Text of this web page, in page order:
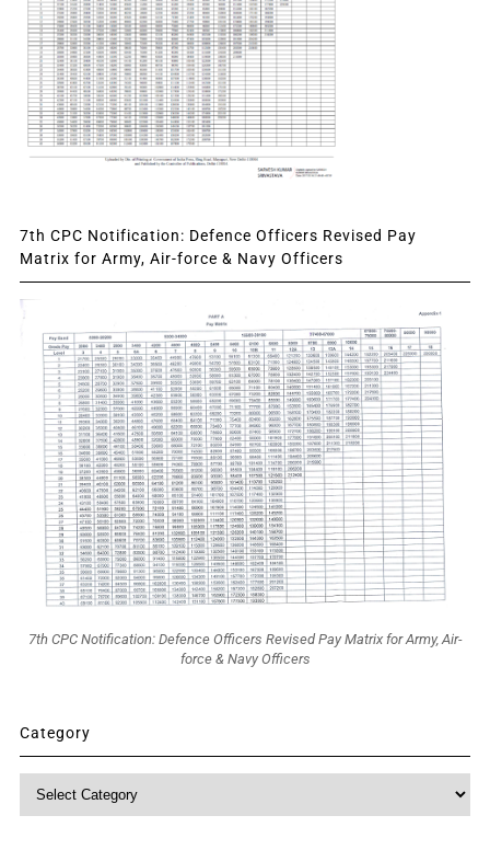
7th CPC Notification: Defence Officers Revised Pay
Matrix for Army, Air-force & Navy Officers
7th CPC Notification: Defence Officers Revised Pay Matrix for Army, Air-
force & Navy Officers
Category